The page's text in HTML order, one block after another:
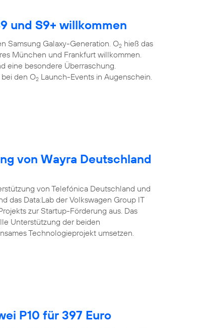
und S9+ willkommen
Samsung Galaxy-Generation. O2 hieß das
München und Frankfurt willkommen.
eine besondere Überraschung.
den O2 Launch-Events in Augenschein.
von Wayra Deutschland
von Telefónica Deutschland und
das Data:Lab der Volkswagen Group IT
zur Startup-Förderung aus. Das
Unterstützung der beiden
Technologieprojekt umsetzen.
P10 für 397 Euro